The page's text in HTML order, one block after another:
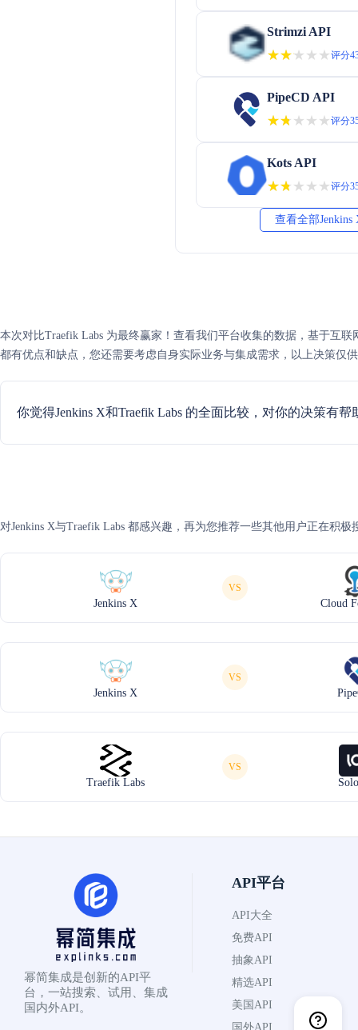
Strimzi API
★★★★★
★★★★★评分
PipeCD API
★★★★★
★★★★★评分
Kots API
★★★★★
★★★★★评分
查看全部
本次对比Traefik Labs 为最终赢家！查看我们平台收集的数据，基于互
都有优点和缺点，您还需要考虑自身实际业务与集成需求，以上决策仅
你觉得Jenkins X和Traefik Labs 的全面比较，对你的决策有帮
对Jenkins X与Traefik Labs 都感兴趣，再为您推荐一些其他用户正在积极
Jenkins X
VS
Cloud
Jenkins X
VS
Traefik Labs
VS
幂简集成是创新的API平
台，一站搜索、试用、集成
国内外API。
API平台
API大全
免费API
抽象API
精选API
美国API
国外API